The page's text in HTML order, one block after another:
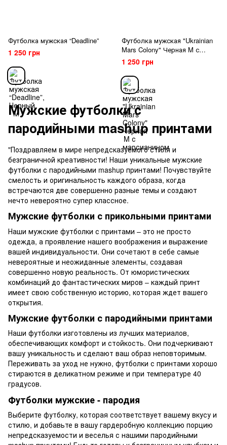
Футболка мужская “Deadline”
1 250 грн
Футболка мужская "Ukrainian
Mars Colony" Черная M с
марсианином
1 250 грн
Мужские футболки с
пародийными mashup принтами
"Поздравляем в мире непредсказуемого стиля и
безграничной креативности! Наши уникальные мужские
футболки с пародийными mashup принтами! Почувствуйте
смелость и оригинальность каждого образа, когда
встречаются две совершенно разные темы и создают
нечто невероятно супер классное.
Мужские футболки с прикольными принтами
Наши мужские футболки с принтами – это не просто
одежда, а проявление нашего воображения и выражение
вашей индивидуальности. Они сочетают в себе самые
невероятные и неожиданные элементы, создавая
совершенно новую реальность. От юмористических
комбинаций до фантастических миров – каждый принт
имеет свою собственную историю, которая ждет вашего
открытия.
Мужские футболки с пародийными принтами
Наши футболки изготовлены из лучших материалов,
обеспечивающих комфорт и стойкость. Они подчеркивают
вашу уникальность и сделают ваш образ неповторимым.
Переживать за уход не нужно, футболки с принтами хорошо
стираются в деликатном режиме и при температуре 40
градусов.
Футболки мужские - пародия
Выберите футболку, которая соответствует вашему вкусу и
стилю, и добавьте в вашу гардеробную коллекцию порцию
непредсказуемости и веселья с нашими пародийными